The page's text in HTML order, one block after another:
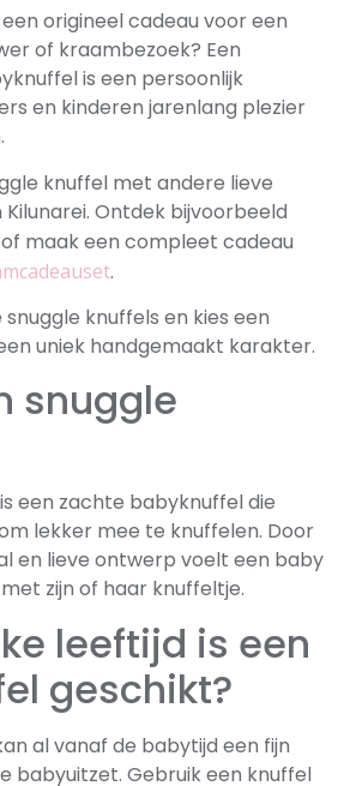
origineel cadeau voor een
of kraambezoek? Een
is een persoonlijk
en kinderen jarenlang plezier
knuffel met andere lieve
Ontdek bijvoorbeeld
of maak een compleet cadeau
.
knuffels en kies een
uniek handgemaakt karakter.
snuggle
een zachte babyknuffel die
lekker mee te knuffelen. Door
en lieve ontwerp voelt een baby
zijn of haar knuffeltje.
leeftijd is een
geschikt?
al vanaf de babytijd een fijn
babyuitzet. Gebruik een knuffel